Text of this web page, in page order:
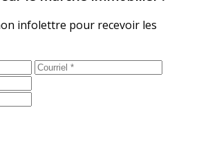
infolettre pour recevoir les